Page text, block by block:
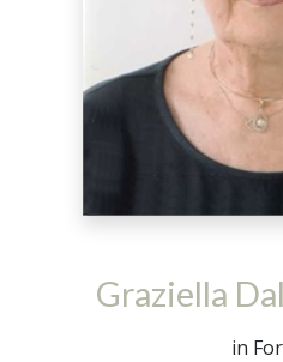
Graziella
in